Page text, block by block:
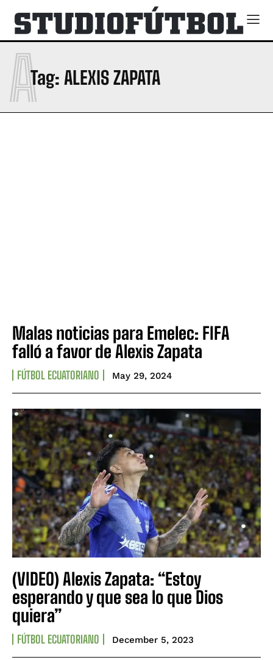
Tag: ALEXIS ZAPATA
A
Malas noticias para Emelec: FIFA
falló a favor de Alexis Zapata
FÚTBOL ECUATORIANO May 29, 2024
(VIDEO) Alexis Zapata: “Estoy
esperando y que sea lo que Dios
quiera”
FÚTBOL ECUATORIANO December 5, 2023